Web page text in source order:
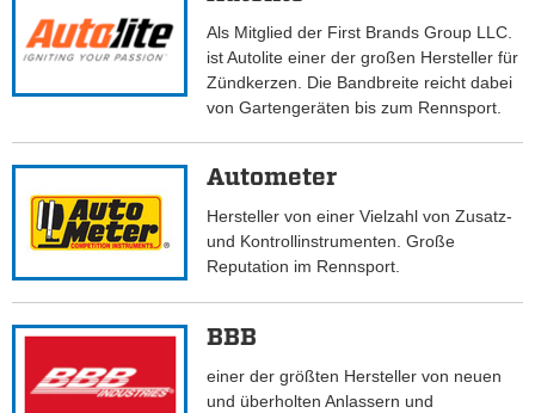
Als Mitglied der First Brands Group LLC.
ist Autolite einer der großen Hersteller für
Zündkerzen. Die Bandbreite reicht dabei
von Gartengeräten bis zum Rennsport.
Autometer
Hersteller von einer Vielzahl von Zusatz-
und Kontrollinstrumenten. Große
Reputation im Rennsport.
BBB
einer der größten Hersteller von neuen
und überholten Anlassern und